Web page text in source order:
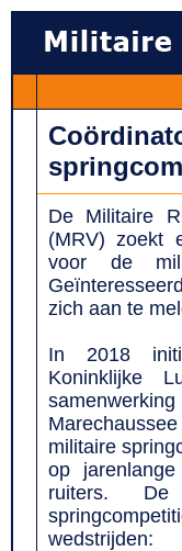
De Militaire
(MRV) zoekt
voor de
zich aan te
In 2018
Koninklijke
militaire
op
ruiters.
wedstrijden: